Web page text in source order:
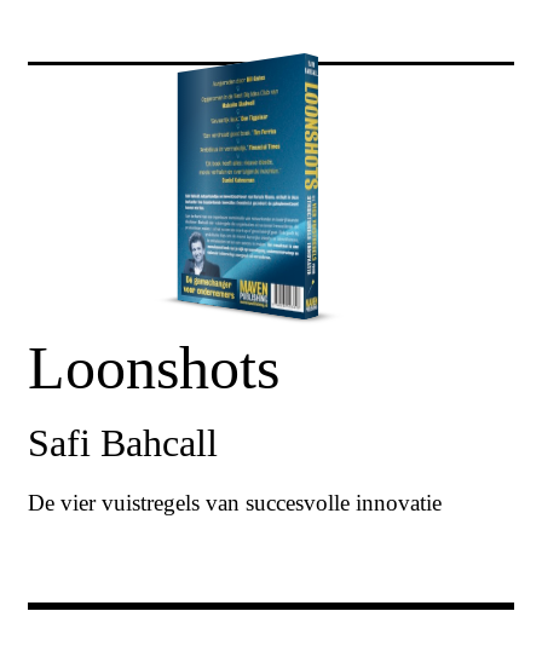
Loonshots
Safi Bahcall
De vier vuistregels van succesvolle innovatie